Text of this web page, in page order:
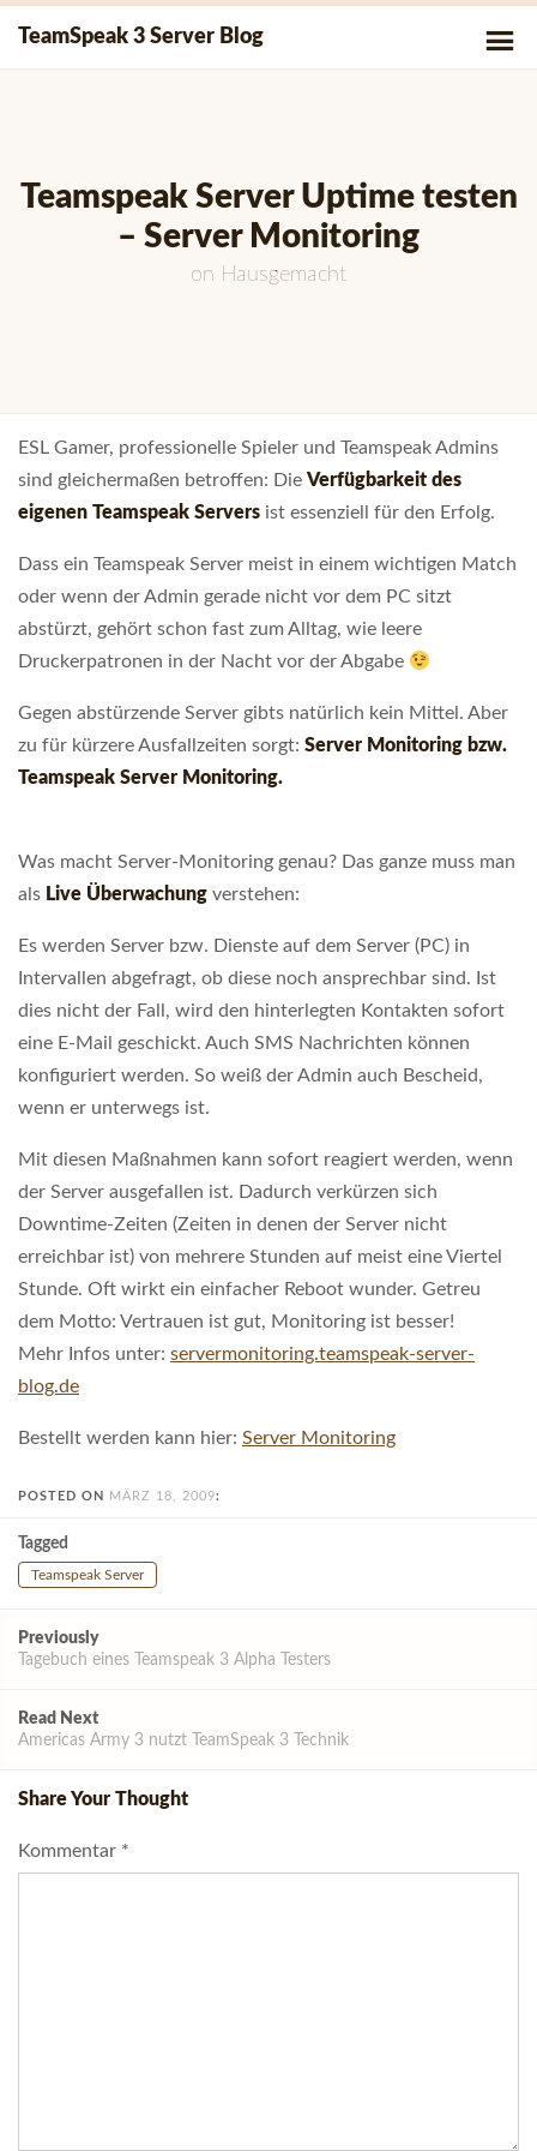
TeamSpeak 3 Server Blog
Teamspeak Server Uptime testen
– Server Monitoring
on Hausgemacht
ESL Gamer, professionelle Spieler und Teamspeak Admins
sind gleichermaßen betroffen: Die Verfügbarkeit des
eigenen Teamspeak Servers ist essenziell für den Erfolg.
Dass ein Teamspeak Server meist in einem wichtigen Match
oder wenn der Admin gerade nicht vor dem PC sitzt
abstürzt, gehört schon fast zum Alltag, wie leere
Druckerpatronen in der Nacht vor der Abgabe
Gegen abstürzende Server gibts natürlich kein Mittel. Aber
zu für kürzere Ausfallzeiten sorgt: Server Monitoring bzw.
Teamspeak Server Monitoring.
Was macht Server-Monitoring genau? Das ganze muss man
als Live Überwachung verstehen:
Es werden Server bzw. Dienste auf dem Server (PC) in
Intervallen abgefragt, ob diese noch ansprechbar sind. Ist
dies nicht der Fall, wird den hinterlegten Kontakten sofort
eine E-Mail geschickt. Auch SMS Nachrichten können
konfiguriert werden. So weiß der Admin auch Bescheid,
wenn er unterwegs ist.
Mit diesen Maßnahmen kann sofort reagiert werden, wenn
der Server ausgefallen ist. Dadurch verkürzen sich
Downtime-Zeiten (Zeiten in denen der Server nicht
erreichbar ist) von mehrere Stunden auf meist eine Viertel
Stunde. Oft wirkt ein einfacher Reboot wunder. Getreu
dem Motto: Vertrauen ist gut, Monitoring ist besser!
Mehr Infos unter: servermonitoring.teamspeak-server-
blog.de
Bestellt werden kann hier: Server Monitoring
POSTED ON MÄRZ 18, 2009:
Tagged
Teamspeak Server
navigation
Previously
Tagebuch eines Teamspeak 3 Alpha Testers
Read Next
Americas Army 3 nutzt TeamSpeak 3 Technik
Share Your Thought
Kommentar *